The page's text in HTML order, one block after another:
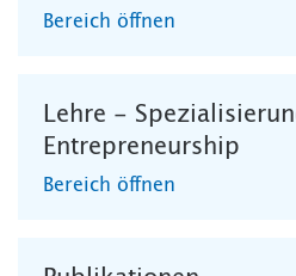
Bereich öffnen
Lehre -
Entrepreneurship
Bereich öffnen